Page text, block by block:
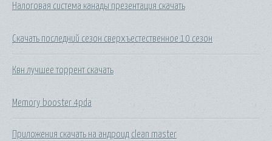
Налоговая система канады презентация скачать
Скачать последний сезон сверхъестественное 10 сезон
Квн лучшее торрент скачать
Memory booster 4pda
Приложения скачать на андроид clean master